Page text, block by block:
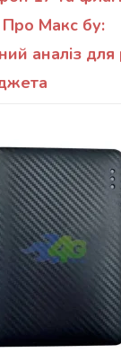
Макс бу:
аналіз